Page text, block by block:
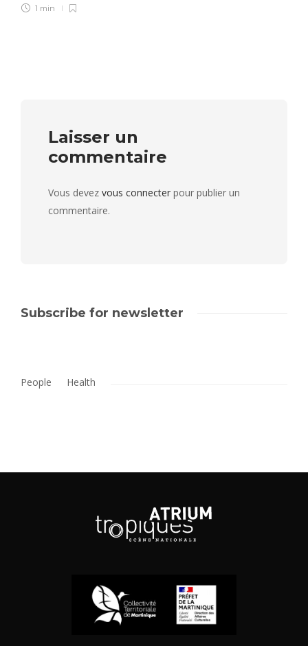
1 min
Laisser un
commentaire
Vous devez vous connecter pour publier un
commentaire.
Subscribe for newsletter
People Health